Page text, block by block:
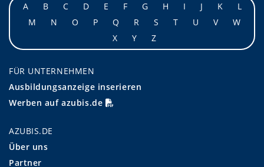
A
B C D E F G H I J K
L
M
N O P Q R S T U V
W
X
Y Z
FÜR UNTERNEHMEN
Ausbildungsanzeige inserieren
Werben auf azubis.de
AZUBIS.DE
Über uns
Partner